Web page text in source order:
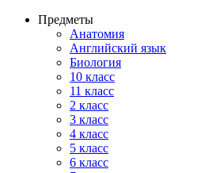
Предметы
Анатомия
Английский язык
Биология
10 класс
11 класс
2 класс
3 класс
4 класс
5 класс
6 класс